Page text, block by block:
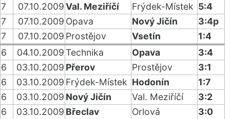
7
07.10.2009Val. Meziříčí Frýdek-Místek 5:4
7
07.10.2009 Opava Nový Jičín
3:4p
7
07.10.2009 Prostějov Vsetín
1:4
6
04.10.2009Technika Opava
3:4
6
03.10.2009 Přerov Prostějov
3:1
6
03.10.2009 Frýdek-Místek Hodonín
1:7
6
03.10.2009 Nový Jičín Val. Meziříčí
3:2
6
03.10.2009 Břeclav Orlová
3:0